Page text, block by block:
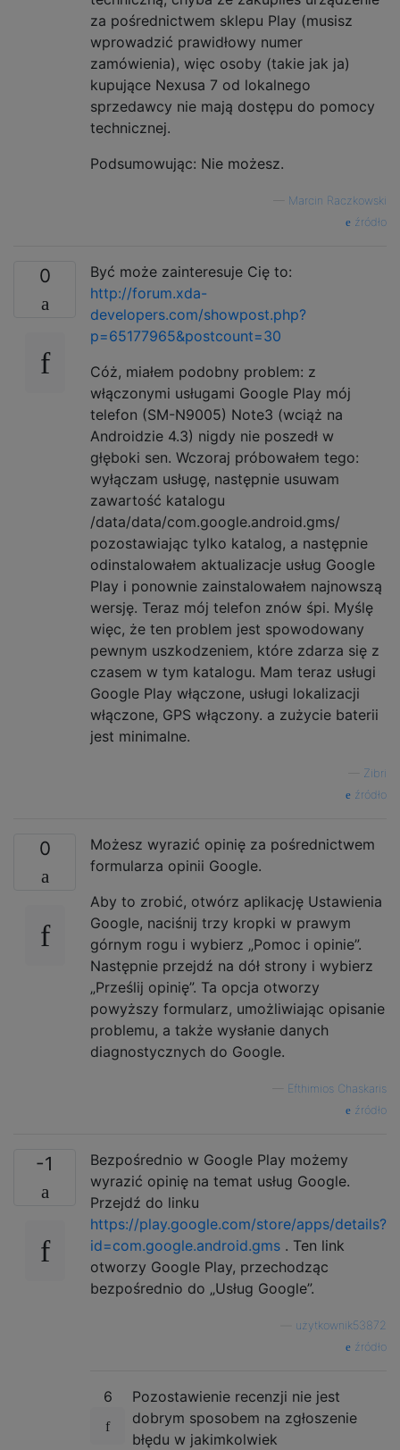
za pośrednictwem sklepu Play (musisz
wprowadzić prawidłowy numer
zamówienia), więc osoby (takie jak ja)
kupujące Nexusa 7 od lokalnego
sprzedawcy nie mają dostępu do pomocy
technicznej.
Podsumowując: Nie możesz.
Marcin Raczkowski
źródło
0
Być może zainteresuje Cię to:
http://forum.xda-
developers.com/showpost.php?
p=65177965&postcount=30
Cóż, miałem podobny problem: z
włączonymi usługami Google Play mój
telefon (SM-N9005) Note3 (wciąż na
Androidzie 4.3) nigdy nie poszedł w
głęboki sen. Wczoraj próbowałem tego:
wyłączam usługę, następnie usuwam
zawartość katalogu
/data/data/com.google.android.gms/
pozostawiając tylko katalog, a następnie
odinstalowałem aktualizacje usług Google
Play i ponownie zainstalowałem najnowszą
wersję. Teraz mój telefon znów śpi. Myślę
więc, że ten problem jest spowodowany
pewnym uszkodzeniem, które zdarza się z
czasem w tym katalogu. Mam teraz usługi
Google Play włączone, usługi lokalizacji
włączone, GPS włączony. a zużycie baterii
jest minimalne.
Zibri
źródło
0
Możesz wyrazić opinię za pośrednictwem
formularza opinii Google.
Aby to zrobić, otwórz aplikację Ustawienia
Google, naciśnij trzy kropki w prawym
górnym rogu i wybierz „Pomoc i opinie”.
Następnie przejdź na dół strony i wybierz
„Prześlij opinię”. Ta opcja otworzy
powyższy formularz, umożliwiając opisanie
problemu, a także wysłanie danych
diagnostycznych do Google.
Efthimios Chaskaris
źródło
-1
Bezpośrednio w Google Play możemy
wyrazić opinię na temat usług Google.
Przejdź do linku
https://play.google.com/store/apps/details?
id=com.google.android.gms . Ten link
otworzy Google Play, przechodząc
bezpośrednio do „Usług Google”.
użytkownik53872
źródło
6
Pozostawienie recenzji nie jest
dobrym sposobem na zgłoszenie
błędu w jakimkolwiek